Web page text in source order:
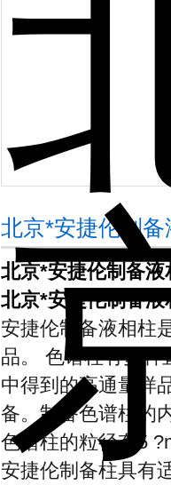
北京*安捷伦制
北京*安捷伦制备液
北京*安捷伦制备液
安捷伦制备液相柱
品。 色谱柱有多种
中得到的高通量样
备。制备色谱柱的
色谱柱的粒径有5
安捷伦制备柱具有